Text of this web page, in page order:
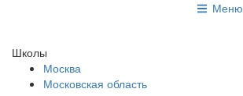
Меню
Школы
Москва
Московская область